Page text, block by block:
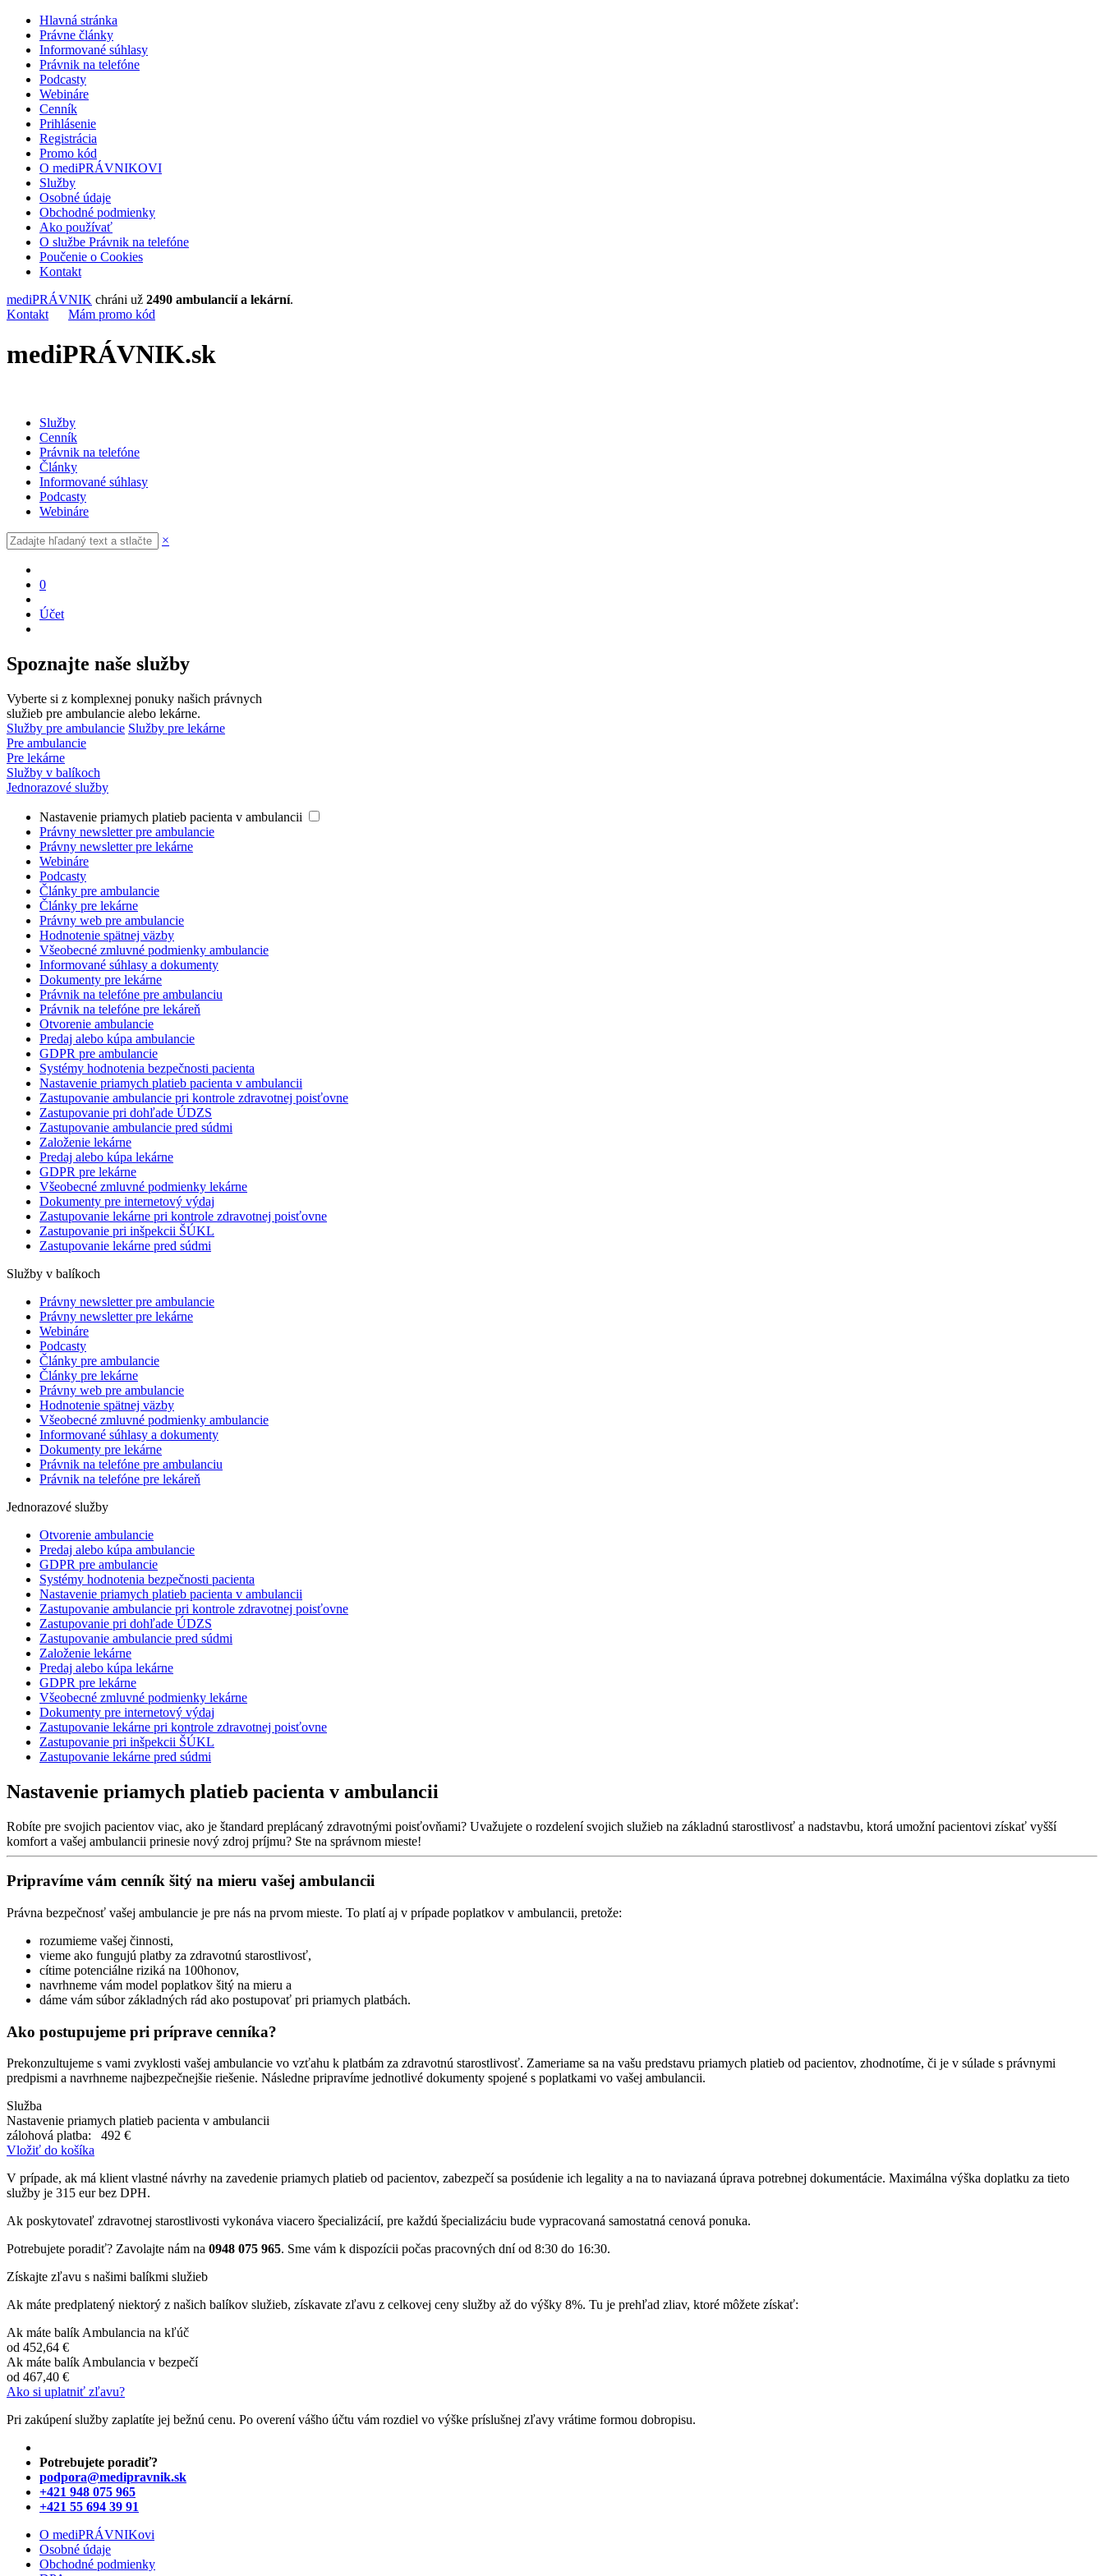
Hlavná stránka
Právne články
Informované súhlasy
Právnik na telefóne
Podcasty
Webináre
Cenník
Prihlásenie
Registrácia
Promo kód
O mediPRÁVNIKOVI
Služby
Osobné údaje
Obchodné podmienky
Ako používať
O službe Právnik na telefóne
Poučenie o Cookies
Kontakt
mediPRÁVNIK chráni už 2490 ambulancií a lekární.
Kontakt
Mám promo kód
mediPRÁVNIK.sk
Služby
Cenník
Právnik na telefóne
Články
Informované súhlasy
Podcasty
Webináre
×
0
Účet
Spoznajte naše služby
Vyberte si z komplexnej ponuky našich právnych
služieb pre ambulancie alebo lekárne.
Služby pre ambulancie Služby pre lekárne
Pre ambulancie
Pre lekárne
Služby v balíkoch
Jednorazové služby
Nastavenie priamych platieb pacienta v ambulancii
Právny newsletter pre ambulancie
Právny newsletter pre lekárne
Webináre
Podcasty
Články pre ambulancie
Články pre lekárne
Právny web pre ambulancie
Hodnotenie spätnej väzby
Všeobecné zmluvné podmienky ambulancie
Informované súhlasy a dokumenty
Dokumenty pre lekárne
Právnik na telefóne pre ambulanciu
Právnik na telefóne pre lekáreň
Otvorenie ambulancie
Predaj alebo kúpa ambulancie
GDPR pre ambulancie
Systémy hodnotenia bezpečnosti pacienta
Nastavenie priamych platieb pacienta v ambulancii
Zastupovanie ambulancie pri kontrole zdravotnej poisťovne
Zastupovanie pri dohľade ÚDZS
Zastupovanie ambulancie pred súdmi
Založenie lekárne
Predaj alebo kúpa lekárne
GDPR pre lekárne
Všeobecné zmluvné podmienky lekárne
Dokumenty pre internetový výdaj
Zastupovanie lekárne pri kontrole zdravotnej poisťovne
Zastupovanie pri inšpekcii ŠÚKL
Zastupovanie lekárne pred súdmi
Služby v balíkoch
Právny newsletter pre ambulancie
Právny newsletter pre lekárne
Webináre
Podcasty
Články pre ambulancie
Články pre lekárne
Právny web pre ambulancie
Hodnotenie spätnej väzby
Všeobecné zmluvné podmienky ambulancie
Informované súhlasy a dokumenty
Dokumenty pre lekárne
Právnik na telefóne pre ambulanciu
Právnik na telefóne pre lekáreň
Jednorazové služby
Otvorenie ambulancie
Predaj alebo kúpa ambulancie
GDPR pre ambulancie
Systémy hodnotenia bezpečnosti pacienta
Nastavenie priamych platieb pacienta v ambulancii
Zastupovanie ambulancie pri kontrole zdravotnej poisťovne
Zastupovanie pri dohľade ÚDZS
Zastupovanie ambulancie pred súdmi
Založenie lekárne
Predaj alebo kúpa lekárne
GDPR pre lekárne
Všeobecné zmluvné podmienky lekárne
Dokumenty pre internetový výdaj
Zastupovanie lekárne pri kontrole zdravotnej poisťovne
Zastupovanie pri inšpekcii ŠÚKL
Zastupovanie lekárne pred súdmi
Nastavenie priamych platieb pacienta v ambulancii
Robíte pre svojich pacientov viac, ako je štandard preplácaný zdravotnými poisťovňami? Uvažujete o rozdelení svojich služieb na základnú starostlivosť a nadstavbu, ktorá umožní pacientovi získať vyšší
komfort a vašej ambulancii prinesie nový zdroj príjmu? Ste na správnom mieste!
Pripravíme vám cenník šitý na mieru vašej ambulancii
Právna bezpečnosť vašej ambulancie je pre nás na prvom mieste. To platí aj v prípade poplatkov v ambulancii, pretože:
rozumieme vašej činnosti,
vieme ako fungujú platby za zdravotnú starostlivosť,
cítime potenciálne riziká na 100honov,
navrhneme vám model poplatkov šitý na mieru a
dáme vám súbor základných rád ako postupovať pri priamych platbách.
Ako postupujeme pri príprave cenníka?
Prekonzultujeme s vami zvyklosti vašej ambulancie vo vzťahu k platbám za zdravotnú starostlivosť. Zameriame sa na vašu predstavu priamych platieb od pacientov, zhodnotíme, či je v súlade s právnymi
predpismi a navrhneme najbezpečnejšie riešenie. Následne pripravíme jednotlivé dokumenty spojené s poplatkami vo vašej ambulancii.
Služba
Nastavenie priamych platieb pacienta v ambulancii
zálohová platba: 492 €
Vložiť do košíka
V prípade, ak má klient vlastné návrhy na zavedenie priamych platieb od pacientov, zabezpečí sa posúdenie ich legality a na to naviazaná úprava potrebnej dokumentácie. Maximálna výška doplatku za tieto
služby je 315 eur bez DPH.
Ak poskytovateľ zdravotnej starostlivosti vykonáva viacero špecializácií, pre každú špecializáciu bude vypracovaná samostatná cenová ponuka.
Potrebujete poradiť? Zavolajte nám na 0948 075 965. Sme vám k dispozícii počas pracovných dní od 8:30 do 16:30.
Získajte zľavu s našimi balíkmi služieb
Ak máte predplatený niektorý z našich balíkov služieb, získavate zľavu z celkovej ceny služby až do výšky 8%. Tu je prehľad zliav, ktoré môžete získať:
Ak máte balík Ambulancia na kľúč
od 452,64 €
Ak máte balík Ambulancia v bezpečí
od 467,40 €
Ako si uplatniť zľavu?
Pri zakúpení služby zaplatíte jej bežnú cenu. Po overení vášho účtu vám rozdiel vo výške príslušnej zľavy vrátime formou dobropisu.
Potrebujete poradiť?
podpora@medipravnik.sk
+421 948 075 965
+421 55 694 39 91
O mediPRÁVNIKovi
Osobné údaje
Obchodné podmienky